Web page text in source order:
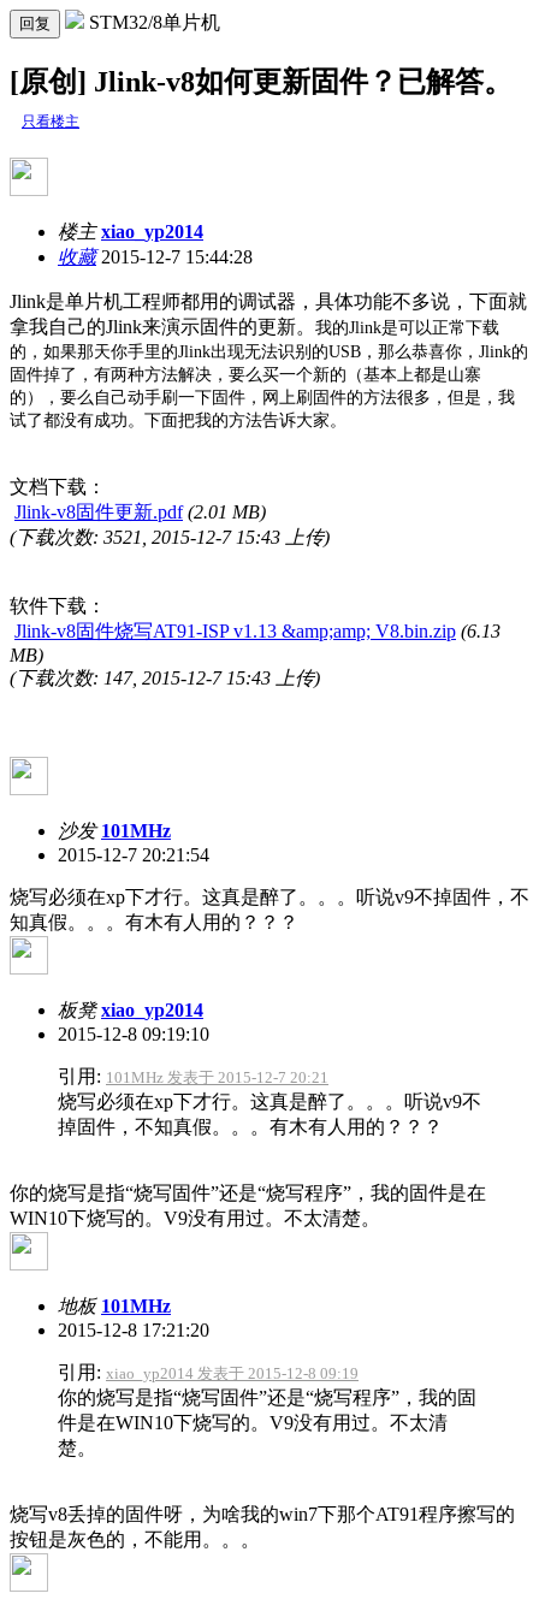
回复 STM32/8单片机
[原创] Jlink-v8如何更新固件？已解答。
只看楼主
楼主 xiao_yp2014
收藏2015-12-7 15:44:28
Jlink是单片机工程师都用的调试器，具体功能不多说，下面就
拿我自己的Jlink来演示固件的更新。 我的Jlink是可以正常下载
的，如果那天你手里的Jlink出现无法识别的USB，那么恭喜你， Jlink的
固件掉了，有两种方法解决，要么买一个新的（基本上都是山寨
的），要么自己动手刷一下固件，网上刷固件的方法很多，但是，我
试了都没有成功。下面把我的方法告诉大家。
文档下载：
Jlink-v8固件更新.pdf (2.01 MB)
(下载次数: 3521, 2015-12-7 15:43 上传)
软件下载：
Jlink-v8固件烧写AT91-ISP v1.13 &amp;amp; V8.bin.zip (6.13
MB)
(下载次数: 147, 2015-12-7 15:43 上传)
沙发 101MHz
2015-12-7 20:21:54
烧写必须在xp下才行。这真是醉了。。。听说v9不掉固件，不
知真假。。。有木有人用的？？？
板凳 xiao_yp2014
2015-12-8 09:19:10
引用: 101MHz 发表于 2015-12-7 20:21
烧写必须在xp下才行。这真是醉了。。。听说v9不
掉固件，不知真假。。。有木有人用的？？？
你的烧写是指“烧写固件”还是“烧写程序”，我的固件是在
WIN10下烧写的。V9没有用过。不太清楚。
地板 101MHz
2015-12-8 17:21:20
引用: xiao_yp2014 发表于 2015-12-8 09:19
你的烧写是指“烧写固件”还是“烧写程序”，我的固
件是在WIN10下烧写的。V9没有用过。不太清
楚。
烧写v8丢掉的固件呀，为啥我的win7下那个AT91程序擦写的
按钮是灰色的，不能用。。。